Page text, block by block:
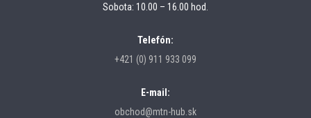
Sobota: 10.00 – 16.00 hod.
Telefón:
+421 (0) 911 933 099
E-mail:
obchod@mtn-hub.sk